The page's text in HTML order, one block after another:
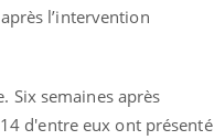
l’intervention
Six semaines après
d'entre eux ont présenté